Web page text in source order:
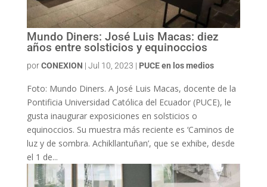
Mundo Diners: José Luis Macas: diez
años entre solsticios y equinoccios
porCONEXION | Jul 10, 2023 | PUCE en los medios
Foto: Mundo Diners. A José Luis Macas, docente de la
Pontificia Universidad Católica del Ecuador (PUCE), le
gusta inaugurar exposiciones en solsticios o
equinoccios. Su muestra más reciente es ‘Caminos de
luz y de sombra. Achikllantuñan’, que se exhibe, desde
el 1 de...